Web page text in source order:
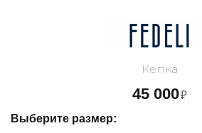
Кепка
45 000₽
Выберите размер: